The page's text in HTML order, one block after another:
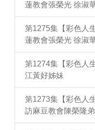
蓮教會張榮光 徐淑
第1275集【彩色人
蓮教會張榮光 徐淑
第1274集【彩色人
江黃好姊妹
第1273集【彩色人
訪麻豆教會陳榮隆